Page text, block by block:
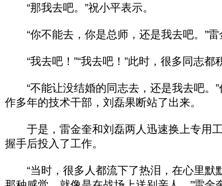
“那我去吧。”祝小平表示。
“你不能去，你是总师，还是我去吧。”雷
“我去吧！”“我去吧！”此时，很多同志都
“不能让没结婚的同志去，还是我去吧。”
作多年的技术干部，刘磊果断站了出来。
于是，雷金奎和刘磊两人迅速换上专用
握手后投入了工作。
“当时，很多人都流下了热泪，在心里默